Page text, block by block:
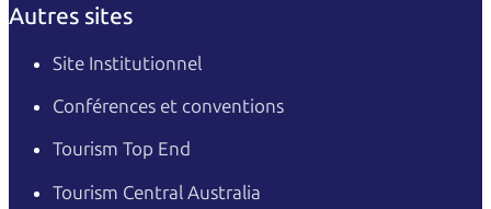
Autres sites
Site Institutionnel
Conférences et conventions
Tourism Top End
Tourism Central Australia